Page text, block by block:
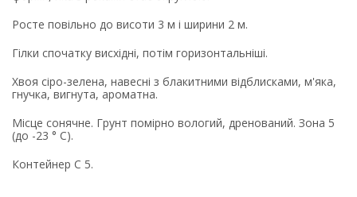
Росте повільно до висоти 3 м і ширини 2 м.
Гілки спочатку висхідні, потім горизонтальніші.
Хвоя сіро-зелена, навесні з блакитними відблисками, м'яка,
гнучка, вигнута, ароматна.
Місце сонячне. Грунт помірно вологий, дренований. Зона 5
(до -23 ° С).
Контейнер С 5.